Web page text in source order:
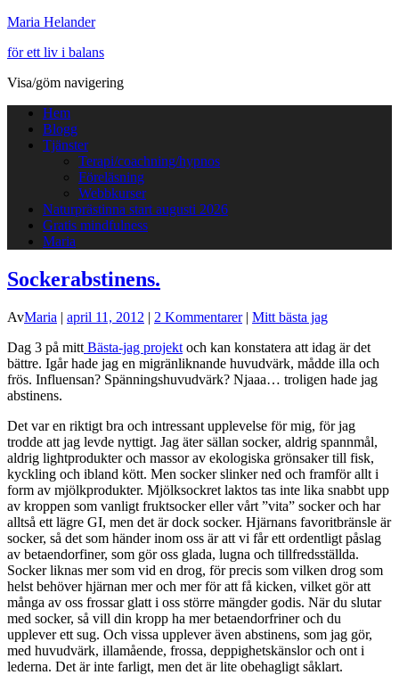
Maria Helander
för ett liv i balans
Visa/göm navigering
Hem
Blogg
Tjänster
Terapi/coachning/hypnos
Föreläsning
Webbkurser
Naturprästinna start augusti 2026
Gratis mindfulness
Maria
Sockerabstinens.
AvMaria | april 11, 2012 | 2 Kommentarer| Mitt bästa jag
Dag 3 på mitt Bästa-jag projekt och kan konstatera att idag är det
bättre. Igår hade jag en migränliknande huvudvärk, mådde illa och
frös. Influensan? Spänningshuvudvärk? Njaaa… troligen hade jag
abstinens.
Det var en riktigt bra och intressant upplevelse för mig, för jag
trodde att jag levde nyttigt. Jag äter sällan socker, aldrig spannmål,
aldrig lightprodukter och massor av ekologiska grönsaker till fisk,
kyckling och ibland kött. Men socker slinker ned och framför allt i
form av mjölkprodukter. Mjölksockret laktos tas inte lika snabbt upp
av kroppen som vanligt fruktsocker eller vårt ”vita” socker och har
alltså ett lägre GI, men det är dock socker. Hjärnans favoritbränsle är
socker, så det som händer inom oss är att vi får ett ordentligt påslag
av betaendorfiner, som gör oss glada, lugna och tillfredsställda.
Socker liknas mer som vid en drog, för precis som vilken drog som
helst behöver hjärnan mer och mer för att få kicken, vilket gör att
många av oss frossar glatt i oss större mängder godis. När du slutar
med socker, så vill din kropp ha mer betaendorfriner och du
upplever ett sug. Och vissa upplever även abstinens, som jag gör,
med huvudvärk, illamående, frossa, deppighetskänslor och ont i
lederna. Det är inte farligt, men det är lite obehagligt såklart.